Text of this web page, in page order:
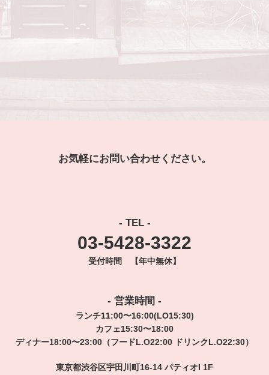
お気軽にお問い合わせください。
- TEL -
03-5428-3322
受付時間 【年中無休】
- 営業時間 -
ランチ11:00〜16:00(LO15:30)
カフェ15:30〜18:00
ディナー18:00〜23:00（フードL.O22:00 ドリンクL.O22:30）
東京都渋谷区宇田川町16-14 パティオI 1F